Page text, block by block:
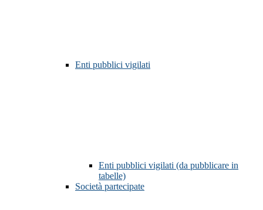
Enti pubblici vigilati
Enti pubblici vigilati (da pubblicare in
tabelle)
Società partecipate